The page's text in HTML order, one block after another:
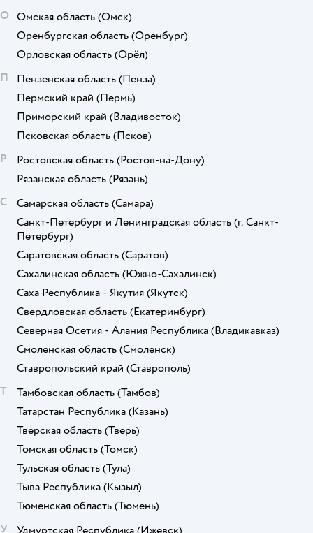
О Омская область (Омск)
Оренбургская область (Оренбург)
Орловская область (Орёл)
П
Пензенская область (Пенза)
Пермский край (Пермь)
Приморский край (Владивосток)
Псковская область (Псков)
Р
Ростовская область (Ростов-на-Дону)
Рязанская область (Рязань)
С
Самарская область (Самара)
Санкт-Петербург и Ленинградская область (г. Санкт-
Петербург)
Саратовская область (Саратов)
Сахалинская область (Южно-Сахалинск)
Саха Республика - Якутия (Якутск)
Свердловская область (Екатеринбург)
Северная Осетия - Алания Республика (Владикавказ)
Смоленская область (Смоленск)
Ставропольский край (Ставрополь)
Т
Тамбовская область (Тамбов)
Татарстан Республика (Казань)
Тверская область (Тверь)
Томская область (Томск)
Тульская область (Тула)
Тыва Республика (Кызыл)
Тюменская область (Тюмень)
У
Удмуртская Республика (Ижевск)